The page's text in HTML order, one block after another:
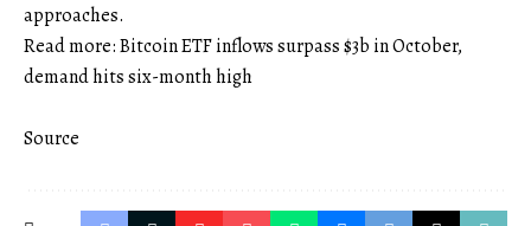
approaches.
Read more: Bitcoin ETF inflows surpass $3b in October,
demand hits six-month high
Source